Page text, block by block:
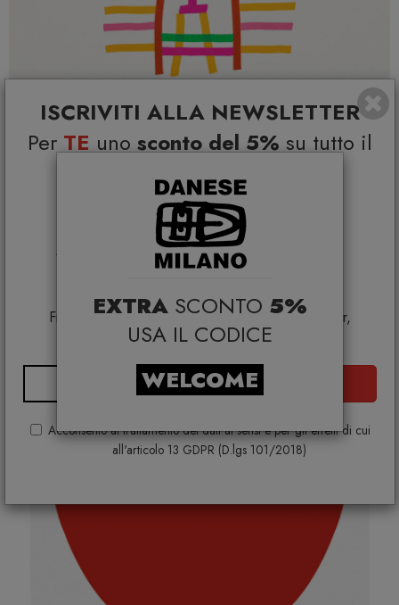
ISCRIVITI ALLA NEWSLETTER
Per TE uno sconto del 5% su tutto il
catalogo e
Coupon esclusivi su brand
selezionati*
*Coupon non cumulabile con altre promo e non
Smeg, Bontempi Casa, Samsonite, BBB Italia,
Franke, Gufram, Memphis, Plust, Samsung, Faber,
Dunavox, Zafferano, VG, Slide
Acconsento al trattamento dei dati ai sensi e per gli effetti di cui
all'articolo 13 GDPR (D.lgs 101/2018)
EXTRA SCONTO 5%
USA IL CODICE
WELCOME